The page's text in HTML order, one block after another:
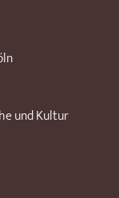
und Kultur